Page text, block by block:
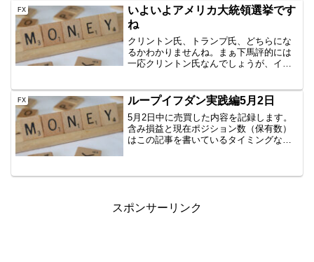
で出向いて渡してきたのですが、あっさ
りすぎてビビりました...
FX
いよいよアメリカ大統領選挙です
ね
クリントン氏、トランプ氏、どちらにな
るかわかりませんね。まぁ下馬評的には
一応クリントン氏なんでしょうが、イギ
必要・・ですが、私はすべてのEAをその
まま流す予定です。皆...
FX ループイフダン実践編5月2日
5月2日中に売買した内容を記録します。
含み損益と現在ポジション数（保有数）
はこの記事を書いているタイミングなの
すので、公開です。AUD/JPY B40
スポンサーリンク